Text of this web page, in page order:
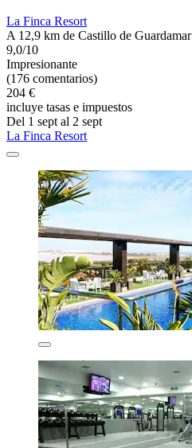
La Finca Resort
A 12,9 km de Castillo de Guardamar
9,0/10
Impresionante
(176 comentarios)
204 €
incluye tasas e impuestos
Del 1 sept al 2 sept
La Finca Resort